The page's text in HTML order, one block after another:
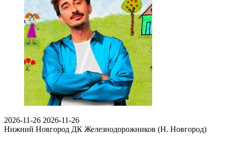
2026-11-26 2026-11-26
Нижний Новгород ДК Железнодорожников (Н. Новгород)